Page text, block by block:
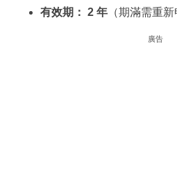
有效期： 2 年 （期滿需重新
廣告